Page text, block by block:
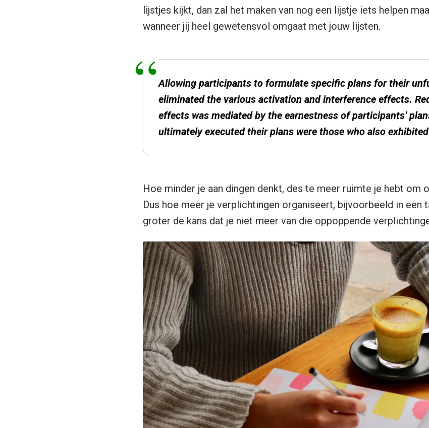
lijstjes kijkt, dan zal het maken van nog een lijstje iets helpen
wanneer jij heel gewetensvol omgaat met jouw lijsten.
Allowing participants to formulate specific plans for their
eliminated the various activation and interference effects.
effects was mediated by the earnestness of participants’
ultimately executed their plans were those who also
Hoe minder je aan dingen denkt, des te meer ruimte je hebt om
Dus hoe meer je verplichtingen organiseert, bijvoorbeeld in een
groter de kans dat je niet meer van die oppoppende